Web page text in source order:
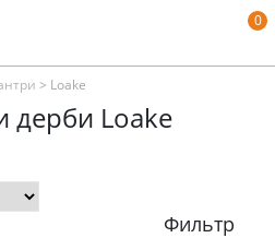
0
> Loake
дерби Loake
Фильтр